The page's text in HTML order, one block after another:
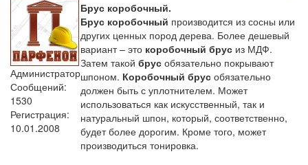
Администратор
Сообщений:
1530
Регистрация:
10.01.2008
Брус коробочный.
Брус коробочный производится из сосны или
других ценных пород дерева. Более дешевый
вариант – это коробочный брус из МДФ.
Затем такой брус обязательно покрывают
шпоном. Коробочный брус обязательно
должен быть с уплотнителем. Может
использоваться как искусственный, так и
натуральный шпон, который, соответственно,
будет более дорогим. Кроме того, может
производиться тонировка.